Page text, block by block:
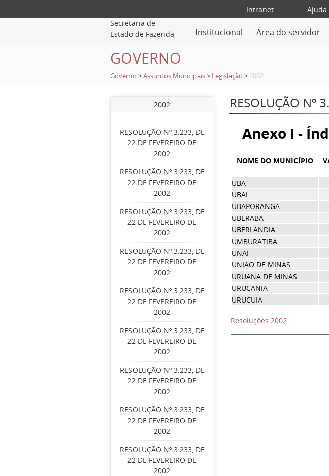
Intranet Ajuda
Secretaria de
Estado de Fazenda
Institucional Área do servidor
GOVERNO
Governo >Assuntos Municipais > Legislação > 2002
2002
RESOLUÇÃO Nº 3.233, DE
22 DE FEVEREIRO DE
2002
RESOLUÇÃO Nº 3.233, DE
22 DE FEVEREIRO DE
2002
RESOLUÇÃO Nº 3.233, DE
22 DE FEVEREIRO DE
2002
RESOLUÇÃO Nº 3.233, DE
22 DE FEVEREIRO DE
2002
RESOLUÇÃO Nº 3.233, DE
22 DE FEVEREIRO DE
2002
RESOLUÇÃO Nº 3.233, DE
22 DE FEVEREIRO DE
2002
RESOLUÇÃO Nº 3.233, DE
22 DE FEVEREIRO DE
2002
RESOLUÇÃO Nº 3.233, DE
22 DE FEVEREIRO DE
2002
RESOLUÇÃO Nº 3.233, DE
22 DE FEVEREIRO DE
2002
RESOLUÇÃO Nº
Anexo I -
NOME DO MUNICÍPIO
UBA
UBAI
UBAPORANGA
UBERABA
UBERLANDIA
UMBURATIBA
UNAI
UNIAO DE MINAS
URUANA DE MINAS
URUCANIA
URUCUIA
Resoluções 2002